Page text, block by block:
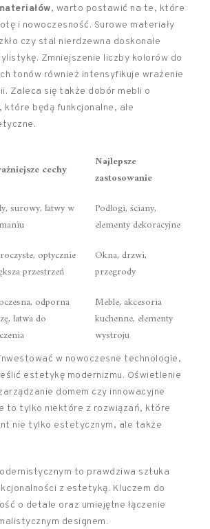
, warto postawić na te, które
i nowoczesność. Surowe materiały
czy stal nierdzewna doskonale
Zmniejszenie liczby kolorów do
tonów również intensyfikuje wrażenie
Zaleca się także dobór mebli o
które będą funkcjonalne, ale
cechy
Najlepsze
zastosowanie
surowy, łatwy w
Podłogi, ściany,
elementy dekoracyjne
optycznie
przestrzeń
Okna, drzwi,
przegrody
odporna
łatwa do
Meble, akcesoria
kuchenne, elementy
wystroju
w nowoczesne technologie,
estetykę modernizmu. Oświetlenie
domem czy innowacyjne
to tylko niektóre z rozwiązań, które
nie tylko estetycznym, ale także
to prawdziwa sztuka
z estetyką. Kluczem do
o detale oraz umiejętne łączenie
designem.